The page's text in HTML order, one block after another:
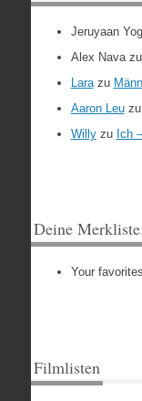
Jeruyaan
Alex Navazu
Larazu
Aaron Leuzu
Willyzu Ich
Deine
Your
Filmlisten